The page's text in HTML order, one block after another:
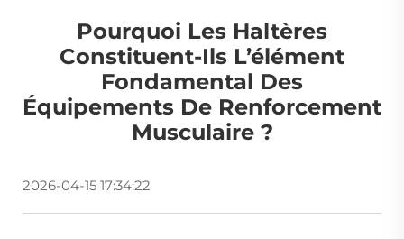
Pourquoi Les Haltères
Constituent-Ils L’élément
Fondamental Des
Équipements De Renforcement
Musculaire ?
2026-04-15 17:34:22